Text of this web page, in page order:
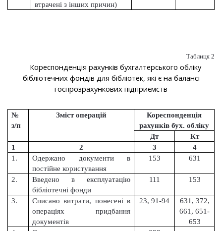
втрачені з інших причин)
Таблиця 2
Кореспонденція рахунків бухгалтерського обліку
бібліотечних фондів для бібліотек, які є на балансі
госпрозрахункових підприємств
№
з/п
Зміст операцій
Кореспонденція
рахунків бух. обліку
Дт
Кт
1
2 3
4
1.
Одержано документи в
постійне користування
153 631
2.
Введено в експлуатацію
бібліотечні фонди
111 153
3.
Списано витрати, понесені в
операціях придбання
документів
23, 91-94
631, 372,
661, 651-
653